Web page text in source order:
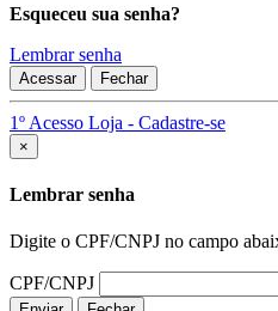
Esqueceu sua senha?
Lembrar senha
Acessar Fechar
1º Acesso Loja - Cadastre-se
×
Lembrar senha
Digite o CPF/CNPJ no campo
CPF/CNPJ